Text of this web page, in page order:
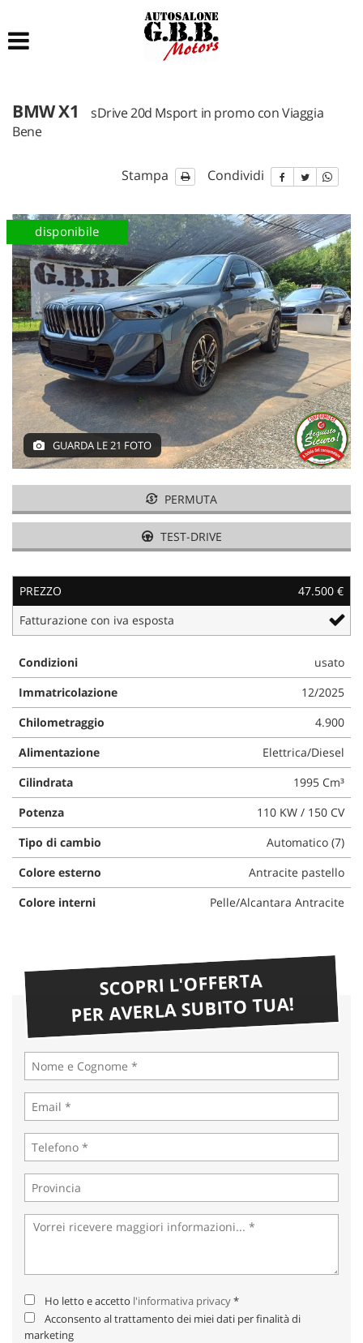
ACCESSORI E RICAMBI
ASSISTENZA
CONTATTI
BMW X1
sDrive 20d Msport in promo con Viaggia
Bene
Stampa Condividi
disponibile
GUARDA LE 21 FOTO
PERMUTA
TEST-DRIVE
PREZZO
47.500 €
Fatturazione con iva esposta
Condizioni
usato
Immatricolazione
12/2025
Chilometraggio
4.900
Alimentazione
Elettrica/Diesel
Cilindrata
1995 Cm³
Potenza
110 KW / 150 CV
Tipo di cambio
Automatico (7)
Colore esterno
Antracite pastello
Colore interni
Pelle/Alcantara Antracite
SCOPRI L'OFFERTA
PER AVERLA SUBITO TUA!
Ho letto e accetto l'informativa privacy*
Acconsento al trattamento dei miei dati per finalità di
marketing